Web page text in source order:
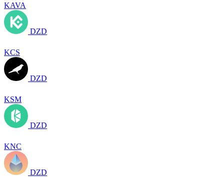
KAVA
DZD
KCS
DZD
KSM
DZD
KNC
DZD